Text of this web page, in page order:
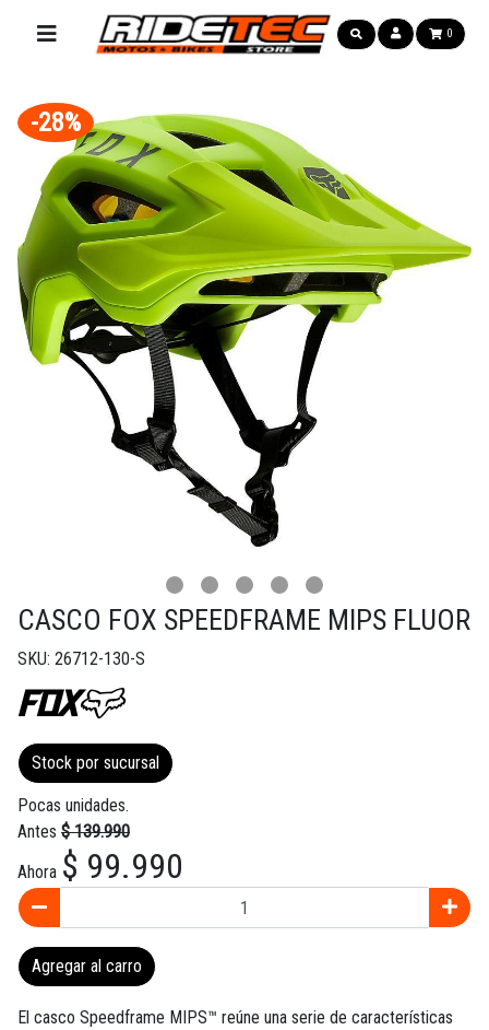
0
-28%
CASCO FOX SPEEDFRAME MIPS FLUOR
SKU: 26712-130-S
Stock por sucursal
Pocas unidades.
Antes $ 139.990
Ahora $ 99.990
Agregar al carro
El casco Speedframe MIPS™ reúne una serie de características